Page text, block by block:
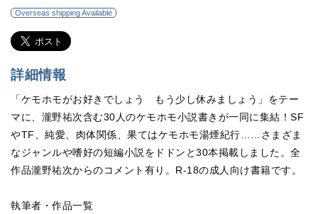
Overseas shipping Available
詳細情報
「ケモホモがお好きでしょう もう少し休みましょう」をテー
マに、瀧野祐次含む30人のケモホモ小説書きが一同に集結！SF
やTF、純愛、肉体関係、果てはケモホモ湯煙紀行……さまざま
なジャンルや嗜好の短編小説をドドンと30本掲載しました。全
作品瀧野祐次からのコメント有り。R-18の成人向け書籍です。
執筆者・作品一覧